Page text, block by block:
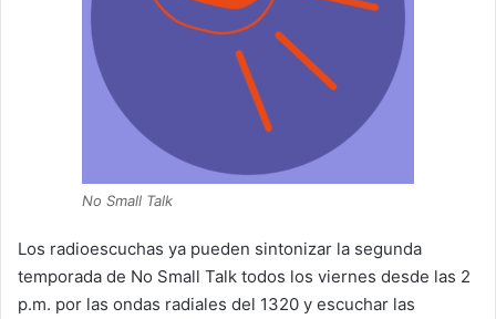
No Small Talk
Los radioescuchas ya pueden sintonizar la segunda
temporada de No Small Talk todos los viernes desde las 2
p.m. por las ondas radiales del 1320 y escuchar las